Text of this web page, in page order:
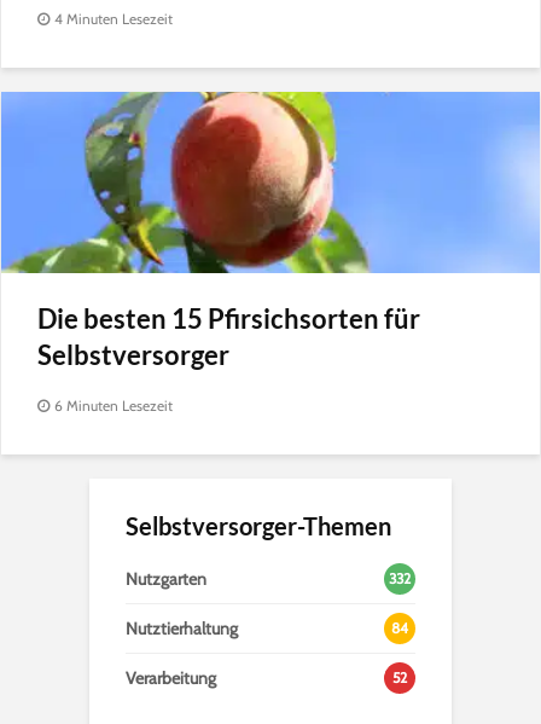
4 Minuten Lesezeit
Die besten 15 Pfirsichsorten für
Selbstversorger
6 Minuten Lesezeit
Selbstversorger-Themen
Nutzgarten 332
Nutztierhaltung 84
Verarbeitung 52